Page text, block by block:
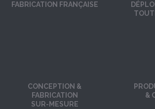
FABRICATION FRANÇAISE
CONCEPTION &
FABRICATION
SUR-MESURE
&